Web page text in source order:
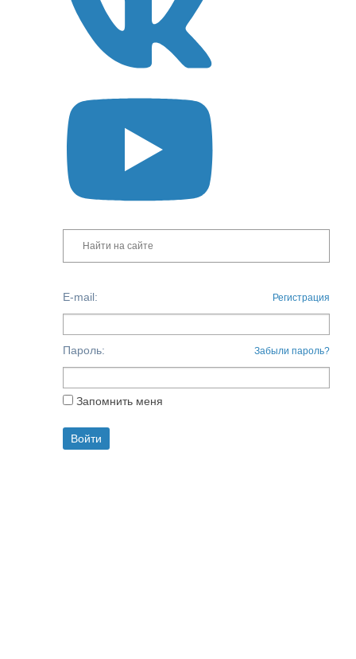
E-mail: Регистрация
Пароль: Забыли пароль?
Запомнить меня